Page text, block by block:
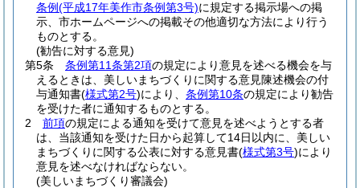
条例(平成17年美作市条例第3号)に規定する掲示場への掲
示、市ホームページへの掲載その他適切な方法により行う
ものとする。
(勧告に対する意見)
第5条
条例第11条第2項の規定により意見を述べる機会を与
えるときは、美しいまちづくりに関する意見陳述機会の付
与通知書(様式第2号)により、 条例第10条の規定により勧告
を受けた者に通知するものとする。
2
前項の規定による通知を受けて意見を述べようとする者
は、当該通知を受けた日から起算して14日以内に、美しい
まちづくりに関する公表に対する意見書(様式第3号)により
意見を述べなければならない。
(美しいまちづくり審議会)